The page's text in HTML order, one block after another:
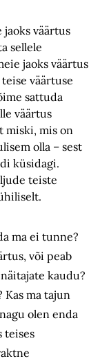
jaoks väärtus
sellele
jaoks väärtus
väärtuse
sattuda
väärtus
miski, mis on
olla – sest
küsidagi.
teiste
ma ei tunne?
või peab
kaudu?
Kas ma tajun
olen enda
teises